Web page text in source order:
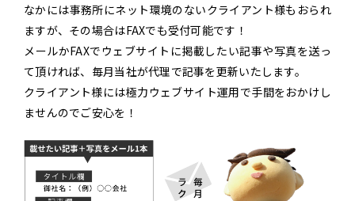
なかには事務所にネット環境のないクライアント様もおられ
ますが、その場合はFAXでも受付可能です！
メールかFAXでウェブサイトに掲載したい記事や写真を送っ
て頂ければ、毎月当社が代理で記事を更新いたします。
クライアント様には極力ウェブサイト運用で手間をおかけし
ませんのでご安心を！